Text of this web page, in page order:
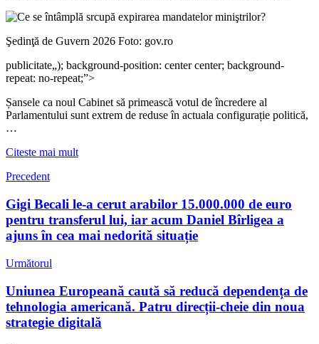
Şedinţă de Guvern 2026 Foto: gov.ro
publicitate„); background-position: center center; background-
repeat: no-repeat;”>
Șansele ca noul Cabinet să primească votul de încredere al
Parlamentului sunt extrem de reduse în actuala configurație politică,
…
Citeste mai mult
Precedent
Gigi Becali le-a cerut arabilor 15.000.000 de euro
pentru transferul lui, iar acum Daniel Bîrligea a
ajuns în cea mai nedorită situație
Următorul
Uniunea Europeană caută să reducă dependența de
tehnologia americană. Patru direcții-cheie din noua
strategie digitală